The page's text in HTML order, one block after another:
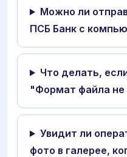
Можно ли
ПСБ Банк с
Что делать,
"Формат файла
Увидит ли
фото в галерее,